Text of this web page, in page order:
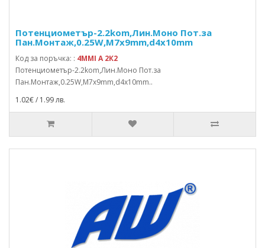
Потенциометър-2.2kom,Лин.Моно Пот.за
Пан.Монтаж,0.25W,M7x9mm,d4x10mm
Код за поръчка: : 4MMI A 2К2
Потенциометър-2.2kom,Лин.Моно Пот.за
Пан.Монтаж,0.25W,M7x9mm,d4x10mm..
1.02€ / 1.99 лв.